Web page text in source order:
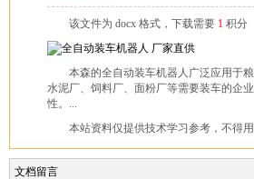
该文件为 docx 格式，下载需要 1 积分
本森的全自动装车机器人广泛应用于
水泥厂、饲料厂、面粉厂等需要装车的企
性。...
本站资料仅提供技术学习参考，不得
文档留言